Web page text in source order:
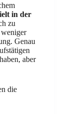
in der
zu
Genau
aber
die